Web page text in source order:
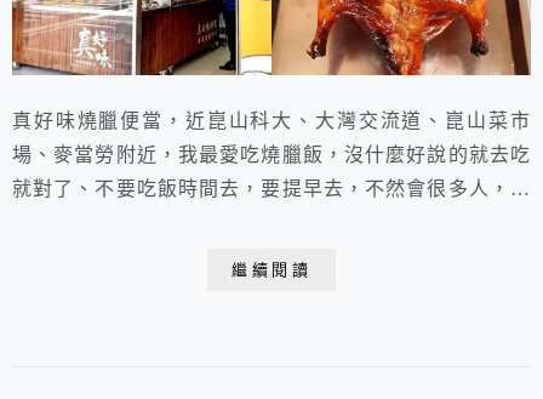
真好味燒臘便當，近崑山科大、大灣交流道、崑山菜市
場、麥當勞附近，我最愛吃燒臘飯，沒什麼好說的就去吃
就對了、不要吃飯時間去，要提早去，不然會很多人，然
繼續閱讀